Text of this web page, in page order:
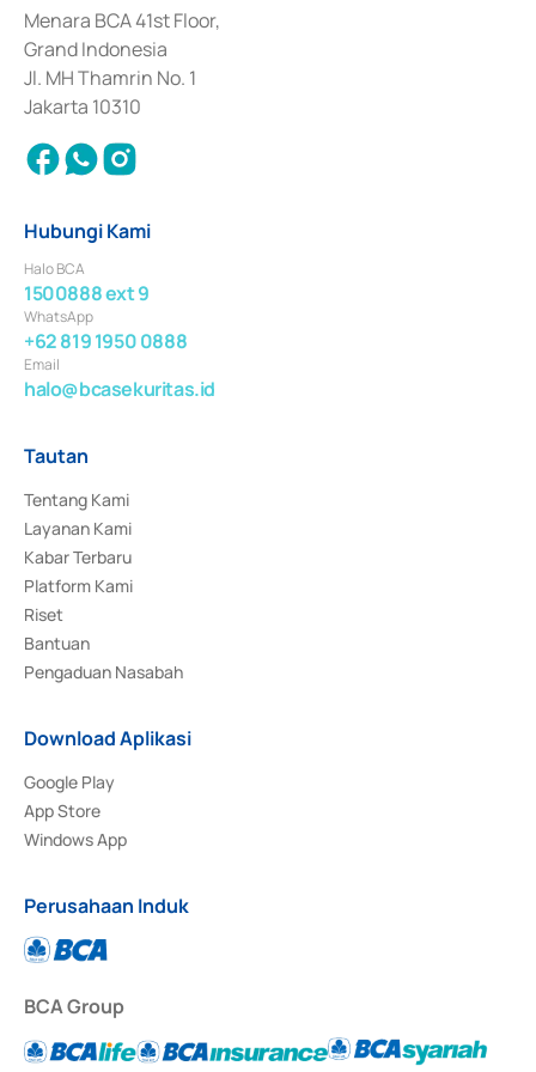
Penerbitan, Transaksi, serta Penatausahaan dan Penyelesaian Transaksi
Surat Berharga Komersial yang izinnya diterbitkan pada tahun 2018.
Menara BCA 41st Floor,
Grand Indonesia
Jl. MH Thamrin No. 1
Jakarta 10310
Hubungi Kami
Halo BCA
1500888 ext 9
WhatsApp
+62 819 1950 0888
Email
halo@bcasekuritas.id
Tautan
Tentang Kami
Layanan Kami
Kabar Terbaru
Platform Kami
Riset
Bantuan
Pengaduan Nasabah
Download Aplikasi
Google Play
App Store
Windows App
Perusahaan Induk
BCA Group